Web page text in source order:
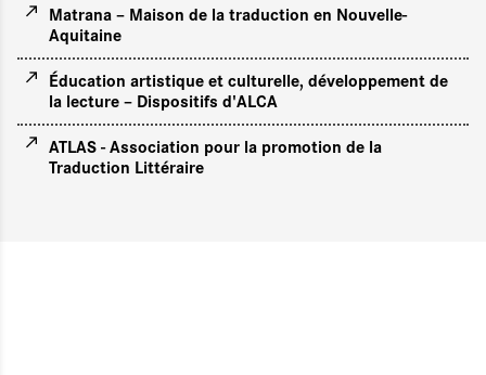
Matrana – Maison de la traduction en Nouvelle-
Aquitaine
Éducation artistique et culturelle, développement de
la lecture – Dispositifs d'ALCA
ATLAS - Association pour la promotion de la
Traduction Littéraire